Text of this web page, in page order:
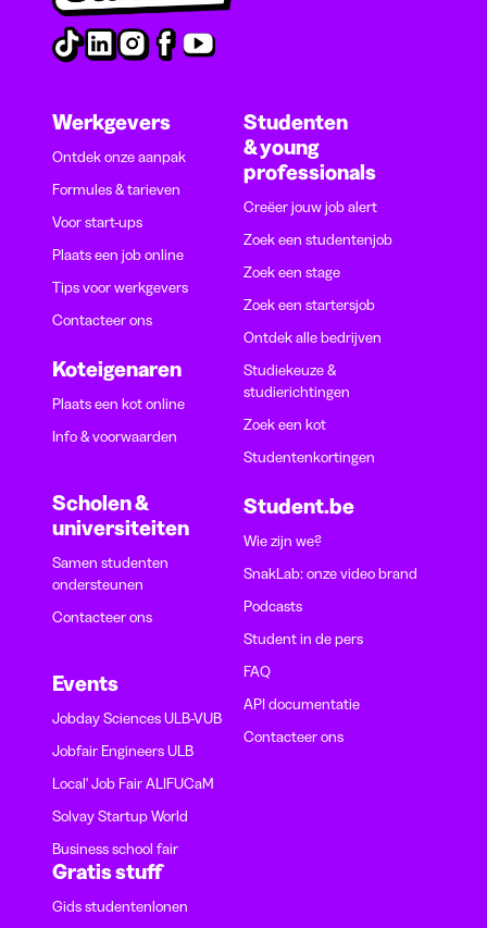
Werkgevers
Ontdek onze aanpak
Formules & tarieven
Voor start-ups
Plaats een job online
Tips voor werkgevers
Contacteer ons
Koteigenaren
Plaats een kot online
Info & voorwaarden
Scholen &
universiteiten
Samen studenten
ondersteunen
Contacteer ons
Events
Jobday Sciences ULB-VUB
Jobfair Engineers ULB
Local' Job Fair ALIFUCaM
Solvay Startup World
Business school fair
Studenten
& young
professionals
Creëer jouw job alert
Zoek een studentenjob
Zoek een stage
Zoek een startersjob
Ontdek alle bedrijven
Studiekeuze &
studierichtingen
Zoek een kot
Studentenkortingen
Student.be
Wie zijn we?
SnakLab: onze video brand
Podcasts
Student in de pers
FAQ
API documentatie
Contacteer ons
Gratis stuff
Gids studentenlonen